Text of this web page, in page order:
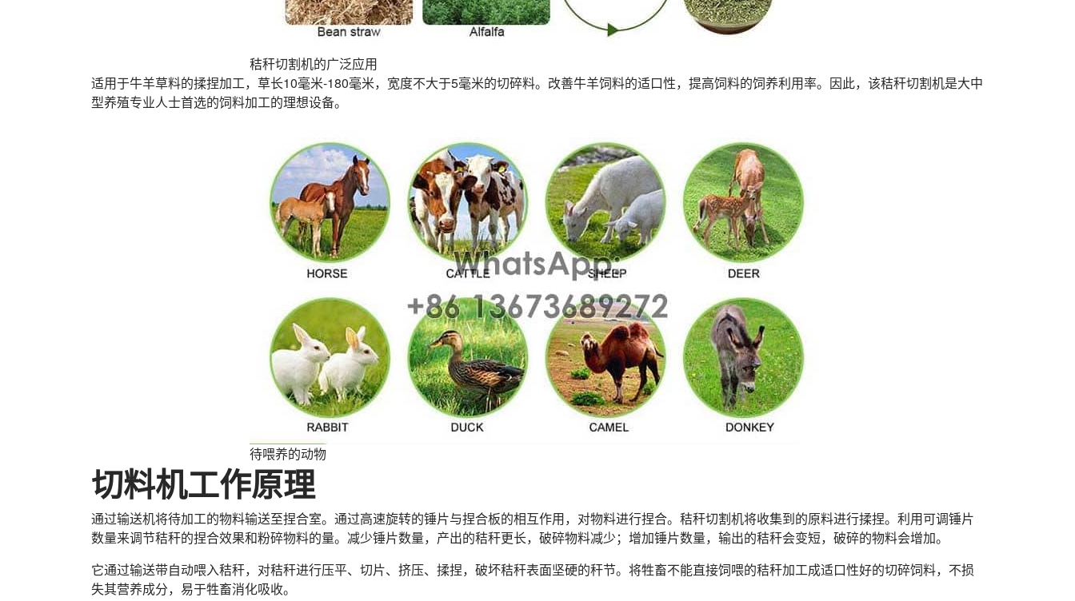
秸秆切割机的广泛应用
适用于牛羊草料的揉捏加工，草长10毫米-180毫米，宽度不大于5毫米的切碎料。改善牛羊饲料的适口性，提高饲料的饲养利用率。因此，该秸秆切割机是大中
型养殖专业人士首选的饲料加工的理想设备。
待喂养的动物
切料机工作原理
通过输送机将待加工的物料输送至捏合室。通过高速旋转的锤片与捏合板的相互作用，对物料进行捏合。秸秆切割机将收集到的原料进行揉捏。利用可调锤片
数量来调节秸秆的捏合效果和粉碎物料的量。减少锤片数量，产出的秸秆更长，破碎物料减少；增加锤片数量，输出的秸秆会变短，破碎的物料会增加。
它通过输送带自动喂入秸秆，对秸秆进行压平、切片、挤压、揉捏，破坏秸秆表面坚硬的秆节。将牲畜不能直接饲喂的秸秆加工成适口性好的切碎饲料，不损
失其营养成分，易于牲畜消化吸收。